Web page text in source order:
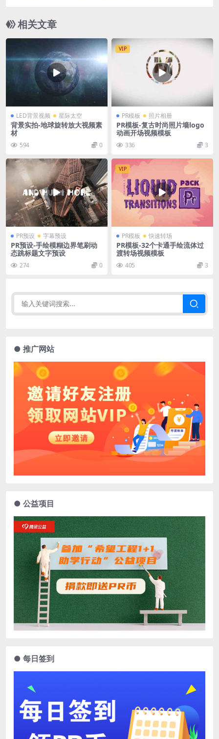
相关文章
LED背景视频 星际太空
背景实拍-地球旋转放大视频素
材
594 0
VIP
PR模板 照片相册
PR模板-复古时尚照片墙logo
动画开场视频模板
336 3
PR预设 字幕预设
PR预设-手绘模糊边界笔刷动
态跳标题文字预设
274 0
VIP
PR模板 快速转场
PR模板-32个卡通手绘流体过
渡转场视频模板
405 3
● 推广网站
● 公益项目
● 每日签到